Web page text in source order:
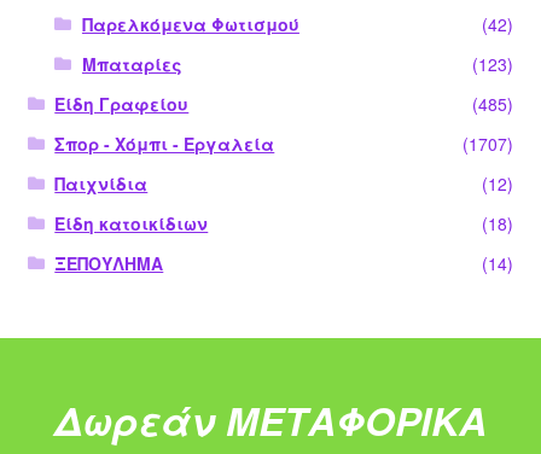
Παρελκόμενα Φωτισμού
(42)
Μπαταρίες
(123)
Είδη Γραφείου
(485)
Σπορ - Χόμπι - Εργαλεία
(1707)
Παιχνίδια
(12)
Είδη κατοικίδιων
(18)
ΞΕΠΟΥΛΗΜΑ
(14)
Δωρεάν ΜΕΤΑΦΟΡΙΚΑ